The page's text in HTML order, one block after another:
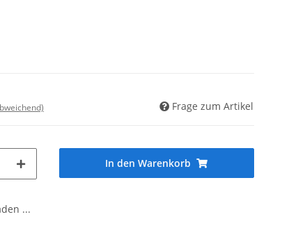
Frage zum Artikel
In den Warenkorb
...